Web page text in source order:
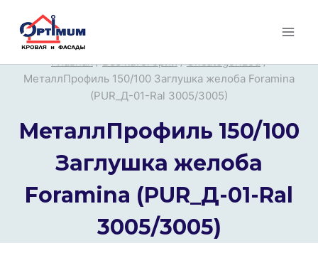
Перейти
Главная / Все категории / Uncategorized /
МеталлПрофиль 150/100 Заглушка желоба Foramina
(PUR_Д-01-Ral 3005/3005)
МеталлПрофиль 150/100
Заглушка желоба
Foramina (PUR_Д-01-Ral
3005/3005)